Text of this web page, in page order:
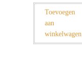
Toevoegen
aan
winkelwagen